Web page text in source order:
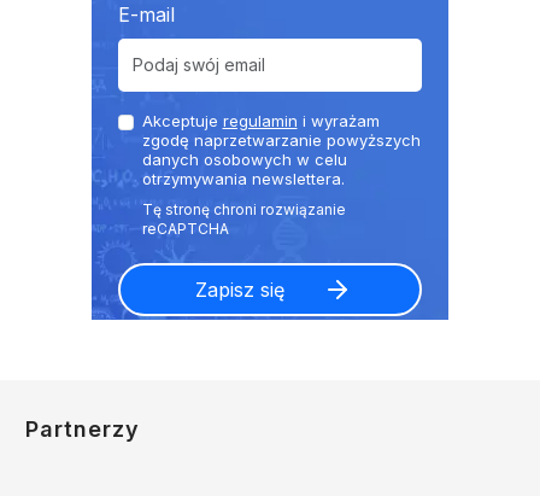
E-mail
Akceptuje regulamin i wyrażam
zgodę naprzetwarzanie powyższych
danych osobowych w celu
otrzymywania newslettera.
Partnerzy